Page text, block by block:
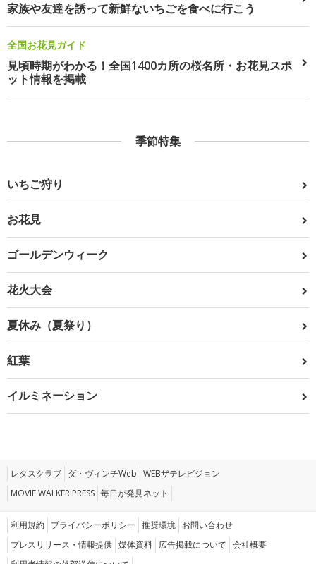
家族や友達を誘って新鮮ないちごを食べに行こう
全国お花見ガイド
見頃時期がわかる！全国1400カ所の桜名所・お花見スポ
ット情報を掲載
季節特集
いちご狩り
お花見
ゴールデンウィーク
花火大会
夏休み（夏祭り）
紅葉
イルミネーション
レタスクラブ ダ・ヴィンチWeb WEBザテレビジョン
MOVIE WALKER PRESS 毎日が発見ネット
利用規約 プライバシーポリシー 推奨環境 お問い合わせ
プレスリリース・情報提供 媒体資料 広告掲載について 会社概要